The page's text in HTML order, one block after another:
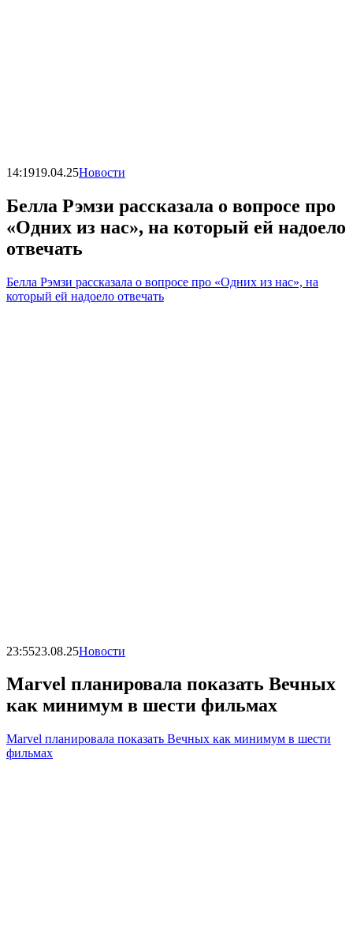
14:1919.04.25Новости
Белла Рэмзи рассказала о вопросе про
«Одних из нас», на который ей надоело
отвечать
Белла Рэмзи рассказала о вопросе про «Одних из нас», на
который ей надоело отвечать
23:5523.08.25Новости
Marvel планировала показать Вечных
как минимум в шести фильмах
Marvel планировала показать Вечных как минимум в шести
фильмах